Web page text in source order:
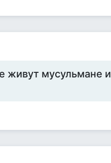
живут мусульмане и